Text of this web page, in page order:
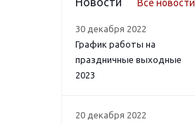
Все новости
30 декабря 2022
График работы на
праздничные выходные
2023
20 декабря 2022